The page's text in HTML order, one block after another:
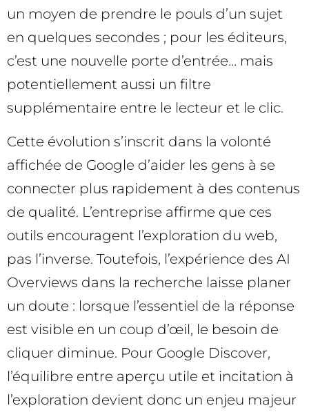
un moyen de prendre le pouls d’un sujet
en quelques secondes ; pour les éditeurs,
c’est une nouvelle porte d’entrée… mais
potentiellement aussi un filtre
supplémentaire entre le lecteur et le clic.
Cette évolution s’inscrit dans la volonté
affichée de Google d’aider les gens à se
connecter plus rapidement à des contenus
de qualité. L’entreprise affirme que ces
outils encouragent l’exploration du web,
pas l’inverse. Toutefois, l’expérience des AI
Overviews dans la recherche laisse planer
un doute : lorsque l’essentiel de la réponse
est visible en un coup d’œil, le besoin de
cliquer diminue. Pour Google Discover,
l’équilibre entre aperçu utile et incitation à
l’exploration devient donc un enjeu majeur